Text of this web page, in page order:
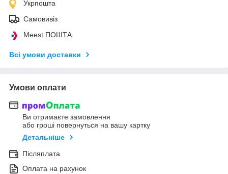
Укрпошта
Самовивіз
Meest ПОШТА
Всі умови доставки
Умови оплати
Ви отримаєте замовлення
або гроші повернуться на вашу картку
Детальніше
Післяплата
Оплата на рахунок